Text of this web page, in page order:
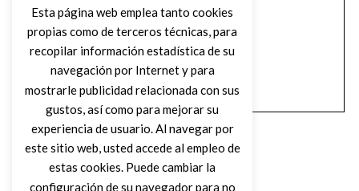
Esta página web emplea tanto cookies
propias como de terceros técnicas, para
recopilar información estadística de su
navegación por Internet y para
mostrarle publicidad relacionada con sus
gustos, así como para mejorar su
experiencia de usuario. Al navegar por
este sitio web, usted accede al empleo de
estas cookies. Puede cambiar la
configuración de su navegador para no